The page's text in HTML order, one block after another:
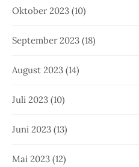
Oktober 2023 (10)
September 2023 (18)
August 2023 (14)
Juli 2023 (10)
Juni 2023 (13)
Mai 2023 (12)